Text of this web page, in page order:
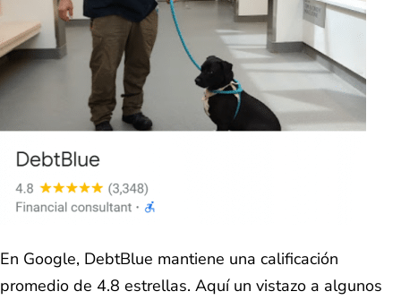
En Google, DebtBlue mantiene una calificación
promedio de 4.8 estrellas. Aquí un vistazo a algunos